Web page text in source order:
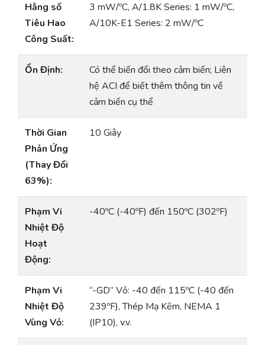
Hằng số
Tiêu Hao
Công Suất:
3 mW/ºC, A/1.8K Series: 1 mW/ºC,
A/10K-E1 Series: 2 mW/ºC
Ổn Định:
Có thể biến đổi theo cảm biến; Liên
hệ ACI để biết thêm thông tin về
cảm biến cụ thể
Thời Gian
Phản Ứng
(Thay Đổi
63%):
10 Giây
Phạm Vi
Nhiệt Độ
Hoạt
Động:
-40ºC (-40ºF) đến 150ºC (302ºF)
Phạm Vi
Nhiệt Độ
Vùng Vỏ:
“-GD” Vỏ: -40 đến 115ºC (-40 đến
239ºF), Thép Mạ Kẽm, NEMA 1
(IP10), v.v.